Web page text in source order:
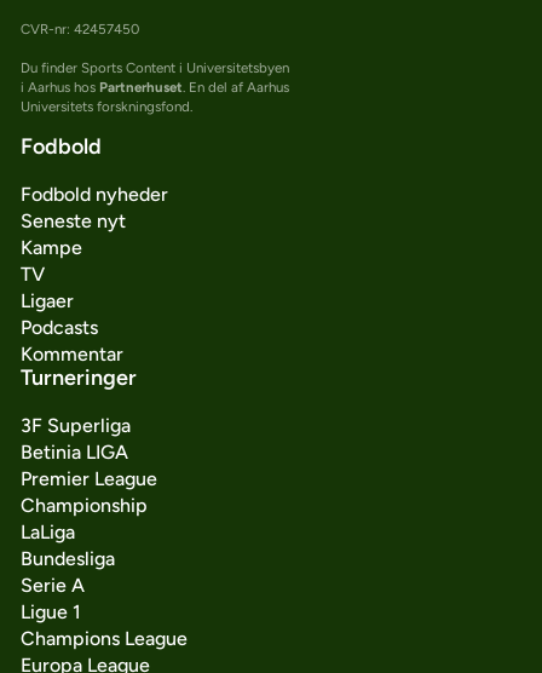
CVR-nr: 42457450
Du finder Sports Content i Universitetsbyen
i Aarhus hos Partnerhuset. En del af Aarhus
Universitets forskningsfond.
Fodbold
Fodbold nyheder
Seneste nyt
Kampe
TV
Ligaer
Podcasts
Kommentar
Turneringer
3F Superliga
Betinia LIGA
Premier League
Championship
LaLiga
Bundesliga
Serie A
Ligue 1
Champions League
Europa League